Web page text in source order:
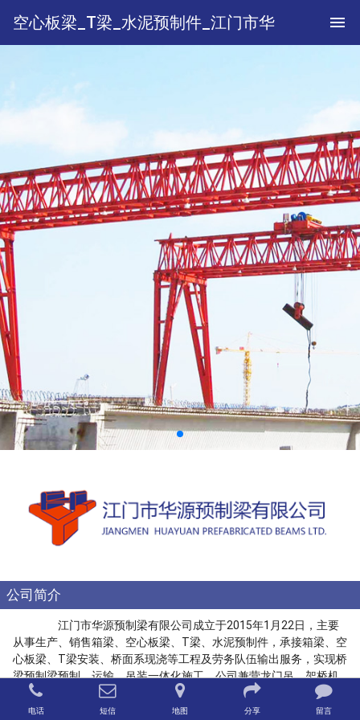
空心板梁_T梁_水泥预制件_江门市华
公司简介
江门市华源预制梁有限公司成立于2015年1月22日，主要
从事生产、销售箱梁、空心板梁、T梁、水泥预制件，承接箱梁、空
心板梁、T梁安装、桥面系现浇等工程及劳务队伍输出服务，实现桥
梁预制梁预制、运输、吊装一体化施工。公司兼营龙门吊、架桥机
等机械设备租赁业务。公司注册资金1000万元，梁场占地面积
35000多平方米，具备年生产各种规格型号的箱梁、T梁及空心板梁
电话 短信 地图 分享 留言